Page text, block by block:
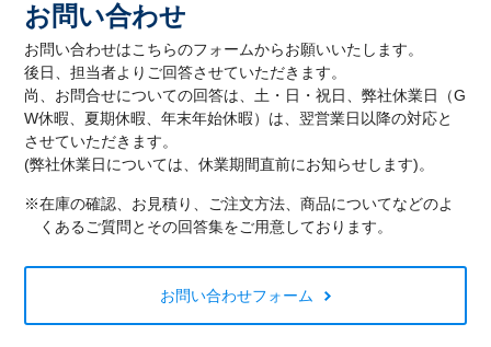
お問い合わせ
お問い合わせはこちらのフォームからお願いいたします。
後日、担当者よりご回答させていただきます。
尚、お問合せについての回答は、土・日・祝日、弊社休業日（G
W休暇、夏期休暇、年末年始休暇）は、翌営業日以降の対応と
させていただきます。
(弊社休業日については、休業期間直前にお知らせします)。
※在庫の確認、お見積り、ご注文方法、商品についてなどのよ
くあるご質問とその回答集をご用意しております。
お問い合わせフォーム